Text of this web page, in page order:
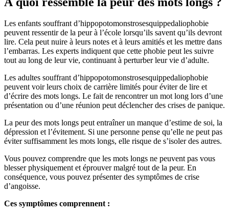
Les enfants souffrant d’hippopotomonstrosesquippedaliophobie
peuvent ressentir de la peur à l’école lorsqu’ils savent qu’ils devront
lire. Cela peut nuire à leurs notes et à leurs amitiés et les mettre dans
l’embarras. Les experts indiquent que cette phobie peut les suivre
tout au long de leur vie, continuant à perturber leur vie d’adulte.
Les adultes souffrant d’hippopotomonstrosesquippedaliophobie
peuvent voir leurs choix de carrière limités pour éviter de lire et
d’écrire des mots longs. Le fait de rencontrer un mot long lors d’une
présentation ou d’une réunion peut déclencher des crises de panique.
La peur des mots longs peut entraîner un manque d’estime de soi, la
dépression et l’évitement. Si une personne pense qu’elle ne peut pas
éviter suffisamment les mots longs, elle risque de s’isoler des autres.
Vous pouvez comprendre que les mots longs ne peuvent pas vous
blesser physiquement et éprouver malgré tout de la peur. En
conséquence, vous pouvez présenter des symptômes de crise
d’angoisse.
Ces symptômes comprennent :